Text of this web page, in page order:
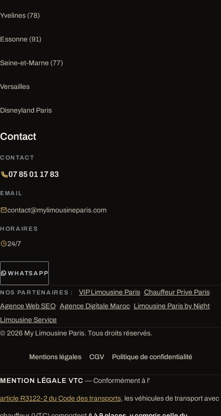
Yvelines (78)
Essonne (91)
Seine-et-Marne (77)
Versailles
Disneyland Paris
Contact
CONTACT
07 85 01 17 83
EMAIL
contact@mylimousineparis.com
HORAIRES
24/7
WHATSAPP
NOS PARTENAIRES : VIP Limousine Paris· Chauffeur Prive Paris·
Agence Web SEO· Agence Digitale Maroc· Limousine Paris by Night·
Limousine Service
© 2026 My Limousine Paris. Tous droits réservés.
Mentions légales CGV Politique de confidentialité
MENTION LÉGALE VTC — Conformément à l'
article R3122-2 du Code des transports, les véhicules de transport avec